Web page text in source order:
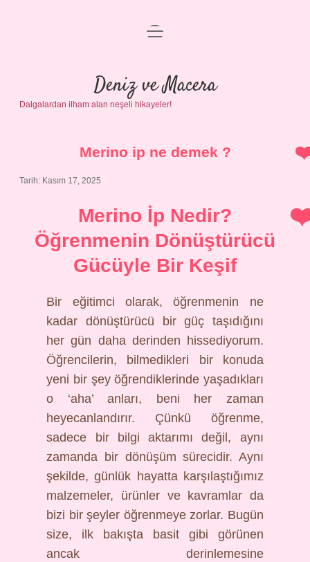
Anasayfa
Gizlilik Politikası
Yasal Uyarı
menüyü
Deniz ve Macera
Dalgalardan ilham alan neşeli hikayeler!
Merino ip ne demek ?
Tarih: Kasım 17, 2025
Merino İp Nedir?
Öğrenmenin Dönüştürücü
Gücüyle Bir Keşif
Bir eğitimci olarak, öğrenmenin ne
kadar dönüştürücü bir güç taşıdığını
her gün daha derinden hissediyorum.
Öğrencilerin, bilmedikleri bir konuda
yeni bir şey öğrendiklerinde yaşadıkları
o ‘aha’ anları, beni her zaman
heyecanlandırır. Çünkü öğrenme,
sadece bir bilgi aktarımı değil, aynı
zamanda bir dönüşüm sürecidir. Aynı
şekilde, günlük hayatta karşılaştığımız
malzemeler, ürünler ve kavramlar da
bizi bir şeyler öğrenmeye zorlar. Bugün
size, ilk bakışta basit gibi görünen
ancak derinlemesine